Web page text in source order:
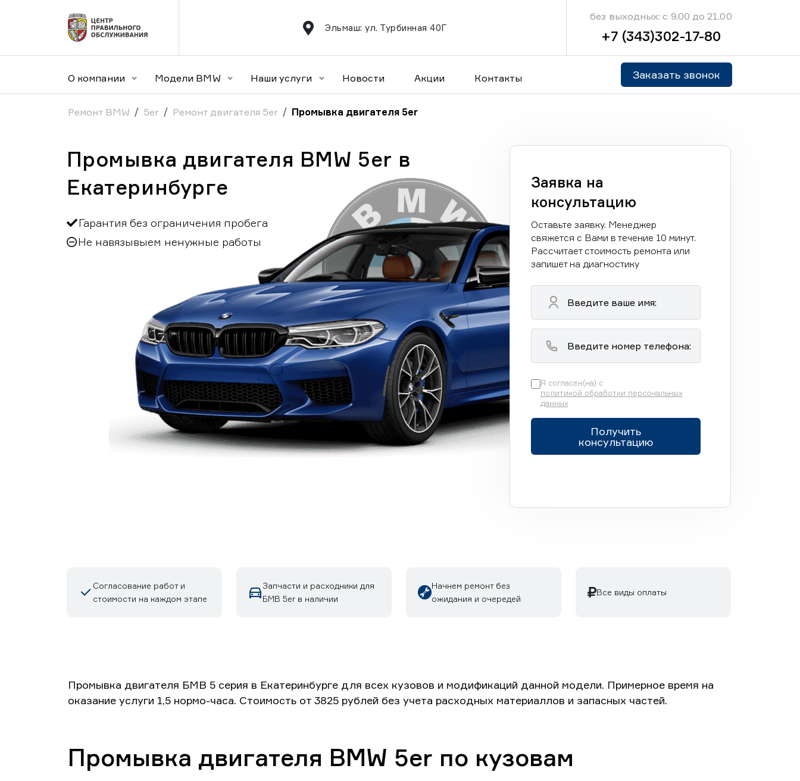
Эльмаш: ул. Турбинная 40Г
без выходных: с 9.00 до 21.00
+7 (343)302-17-80
О компании Модели BMW Наши услуги Новости Акции Контакты Заказать звонок
Ремонт BMW 5er Ремонт двигателя 5er Промывка двигателя 5er
Промывка двигателя BMW 5er в
Екатеринбурге
Гарантия без ограничения пробега
Не навязывыем ненужные работы
Заявка на
консультацию
Оставьте заявку. Менеджер
свяжется с Вами в течение 10 минут.
Рассчитает стоимость ремонта или
запишет на диагностику
Я согласен(на) с
политикой обработки персональных
данных
Получить
консультацию
Согласование работ и
стоимости на каждом этапе
Запчасти и расходники для
БМВ 5er в наличии
Начнем ремонт без
ожидания и очередей
Все виды оплаты
Промывка двигателя БМВ 5 серия в Екатеринбурге для всех кузовов и модификаций данной модели. Примерное время на
оказание услуги 1,5 нормо-часа. Стоимость от 3825 рублей без учета расходных материаллов и запасных частей.
Промывка двигателя BMW 5er по кузовам